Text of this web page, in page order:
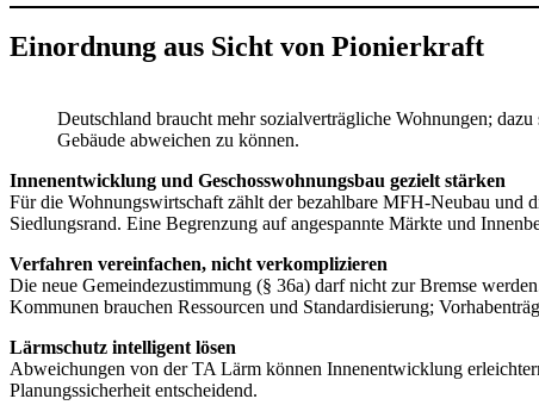
Einordnung aus Sicht von Pionierkraft
Deutschland braucht mehr sozialverträgliche Wohnungen;
Gebäude abweichen zu können.
Innenentwicklung und Geschosswohnungsbau gezielt stärken
Für die Wohnungswirtschaft zählt der bezahlbare MFH-Neubau und
Siedlungsrand. Eine Begrenzung auf angespannte Märkte und
Verfahren vereinfachen, nicht verkomplizieren
Die neue Gemeindezustimmung (§ 36a) darf nicht zur Bremse
Kommunen brauchen Ressourcen und Standardisierung;
Lärmschutz intelligent lösen
Abweichungen von der TA Lärm können Innenentwicklung
Planungssicherheit entscheidend.